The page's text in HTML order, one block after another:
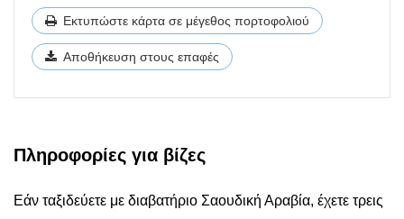
Εκτυπώστε κάρτα σε μέγεθος πορτοφολιού
Αποθήκευση στους επαφές
Πληροφορίες για βίζες
Εάν ταξιδεύετε με διαβατήριο Σαουδική Αραβία, έχετε τρεις